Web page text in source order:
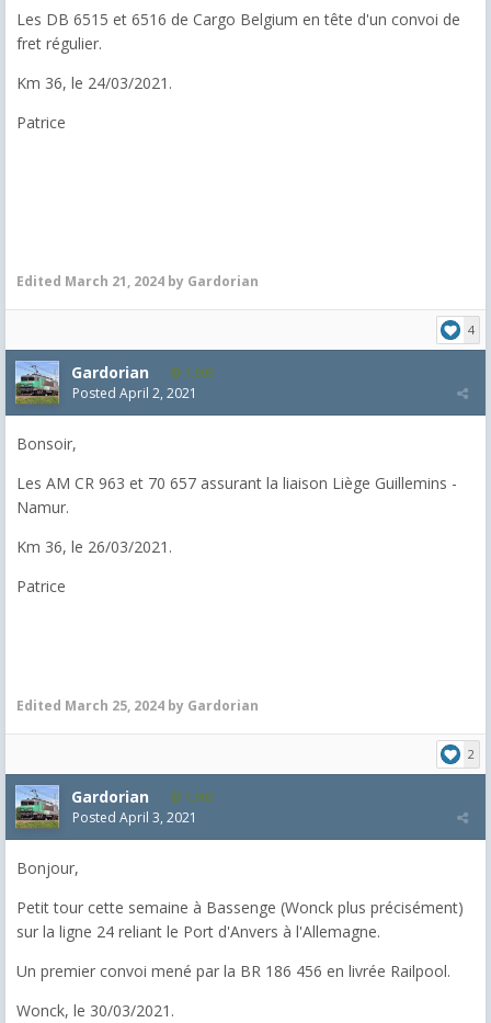
Les DB 6515 et 6516 de Cargo Belgium en tête d'un convoi de
fret régulier.
Km 36, le 24/03/2021.
Patrice
Edited March 21, 2024 by Gardorian
4
Gardorian 1,903
Posted April 2, 2021
Bonsoir,
Les AM CR 963 et 70 657 assurant la liaison Liège Guillemins -
Namur.
Km 36, le 26/03/2021.
Patrice
Edited March 25, 2024 by Gardorian
2
Gardorian 1,903
Posted April 3, 2021
Bonjour,
Petit tour cette semaine à Bassenge (Wonck plus précisément)
sur la ligne 24 reliant le Port d'Anvers à l'Allemagne.
Un premier convoi mené par la BR 186 456 en livrée Railpool.
Wonck, le 30/03/2021.